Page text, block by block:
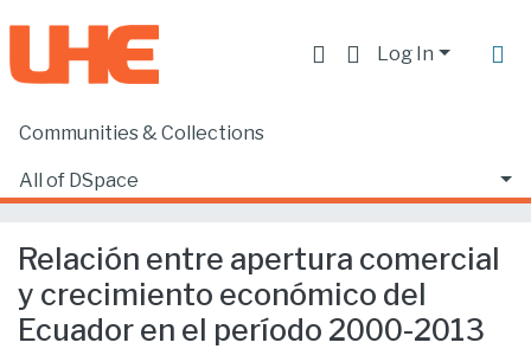
Log In
Communities & Collections
All of DSpace
Home
Relación entre apertura comercial y crecimiento económico del Ecuador en el período 2000-2013
Relación entre apertura comercial
y crecimiento económico del
Ecuador en el período 2000-2013